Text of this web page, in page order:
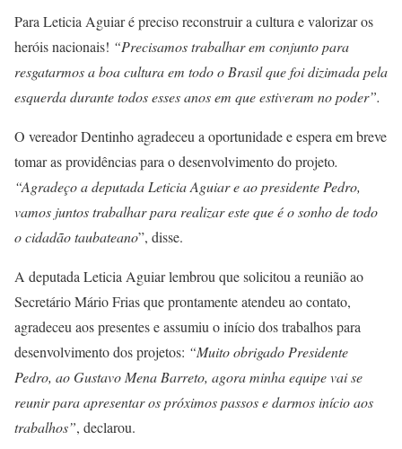
Para Leticia Aguiar é preciso reconstruir a cultura e valorizar os
heróis nacionais! “Precisamos trabalhar em conjunto para
resgatarmos a boa cultura em todo o Brasil que foi dizimada pela
esquerda durante todos esses anos em que estiveram no poder”.
O vereador Dentinho agradeceu a oportunidade e espera em breve
tomar as providências para o desenvolvimento do projeto.
“Agradeço a deputada Leticia Aguiar e ao presidente Pedro,
vamos juntos trabalhar para realizar este que é o sonho de todo
o cidadão taubateano”, disse.
A deputada Leticia Aguiar lembrou que solicitou a reunião ao
Secretário Mário Frias que prontamente atendeu ao contato,
agradeceu aos presentes e assumiu o início dos trabalhos para
desenvolvimento dos projetos: “Muito obrigado Presidente
Pedro, ao Gustavo Mena Barreto, agora minha equipe vai se
reunir para apresentar os próximos passos e darmos início aos
trabalhos”, declarou.